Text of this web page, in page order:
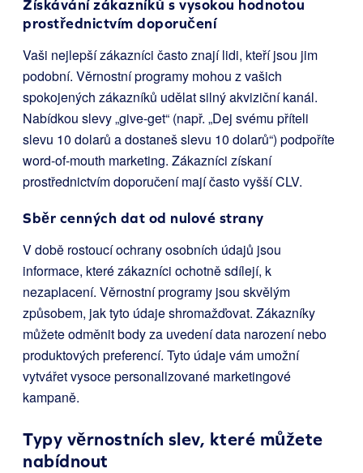
Získávání zákazníků s vysokou hodnotou
prostřednictvím doporučení
Vaši nejlepší zákazníci často znají lidi, kteří jsou jim
podobní. Věrnostní programy mohou z vašich
spokojených zákazníků udělat silný akviziční kanál.
Nabídkou slevy „give-get“ (např. „Dej svému příteli
slevu 10 dolarů a dostaneš slevu 10 dolarů“) podpoříte
word-of-mouth marketing. Zákazníci získaní
prostřednictvím doporučení mají často vyšší CLV.
Sběr cenných dat od nulové strany
V době rostoucí ochrany osobních údajů jsou
informace, které zákazníci ochotně sdílejí, k
nezaplacení. Věrnostní programy jsou skvělým
způsobem, jak tyto údaje shromažďovat. Zákazníky
můžete odměnit body za uvedení data narození nebo
produktových preferencí. Tyto údaje vám umožní
vytvářet vysoce personalizované marketingové
kampaně.
Typy věrnostních slev, které můžete
nabídnout